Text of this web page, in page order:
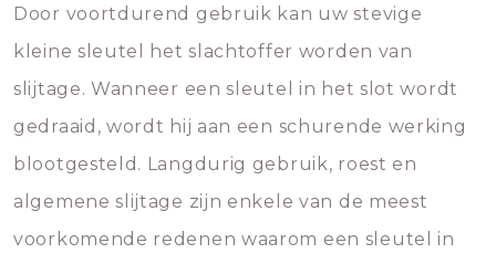
Door voortdurend gebruik kan uw stevige
kleine sleutel het slachtoffer worden van
slijtage. Wanneer een sleutel in het slot wordt
gedraaid, wordt hij aan een schurende werking
blootgesteld. Langdurig gebruik, roest en
algemene slijtage zijn enkele van de meest
voorkomende redenen waarom een sleutel in